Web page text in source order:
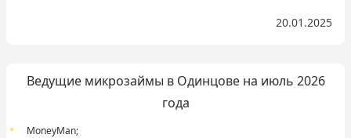
20.01.2025
Ведущие микрозаймы в Одинцове на июль 2026
года
MoneyMan;